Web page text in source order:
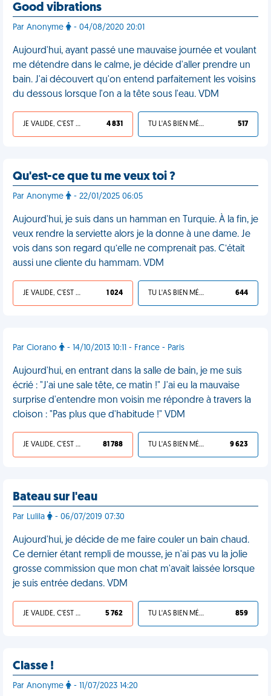
Good vibrations
Par Anonyme - 04/08/2020 20:01
Aujourd'hui, ayant passé une mauvaise journée et voulant
me détendre dans le calme, je décide d'aller prendre un
bain. J'ai découvert qu'on entend parfaitement les voisins
du dessous lorsque l'on a la tête sous l'eau. VDM
JE VALIDE, C'EST UNE VDM 4 831 TU L'AS BIEN MÉRITÉ 517
Qu'est-ce que tu me veux toi ?
Par Anonyme - 22/01/2025 06:05
Aujourd'hui, je suis dans un hamman en Turquie. À la fin, je
veux rendre la serviette alors je la donne à une dame. Je
vois dans son regard qu’elle ne comprenait pas. C’était
aussi une cliente du hammam. VDM
JE VALIDE, C'EST UNE VDM 1 024 TU L'AS BIEN MÉRITÉ 644
Par Ciorano - 14/10/2013 10:11 - France - Paris
Aujourd'hui, en entrant dans la salle de bain, je me suis
écrié : "J'ai une sale tête, ce matin !" J'ai eu la mauvaise
surprise d'entendre mon voisin me répondre à travers la
cloison : "Pas plus que d'habitude !" VDM
JE VALIDE, C'EST UNE VDM 81 788 TU L'AS BIEN MÉRITÉ 9 623
Bateau sur l'eau
Par Lulila - 06/07/2019 07:30
Aujourd'hui, je décide de me faire couler un bain chaud.
Ce dernier étant rempli de mousse, je n'ai pas vu la jolie
grosse commission que mon chat m'avait laissée lorsque
je suis entrée dedans. VDM
JE VALIDE, C'EST UNE VDM 5 762 TU L'AS BIEN MÉRITÉ 859
Classe !
Par Anonyme - 11/07/2023 14:20